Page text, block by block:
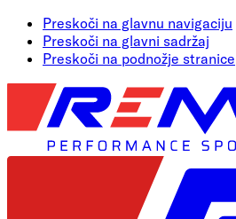
Preskoči na glavnu navigaciju
Preskoči na glavni sadržaj
Preskoči na podnožje stranice